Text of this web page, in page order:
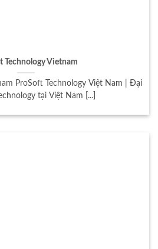
Technology Vietnam
ProSoft Technology Việt Nam | Đại
tại Việt Nam [...]